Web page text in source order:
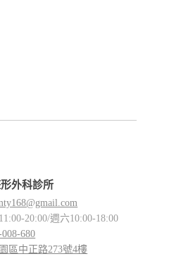
外科診所
20:00/週六10:00-18:00
008-680
區中正路273號4樓